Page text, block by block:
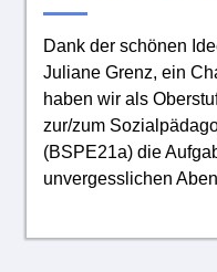
Dank der schönen
Juliane Grenz, ein
haben wir als
zur/zum
(BSPE21a) die
unvergesslichen